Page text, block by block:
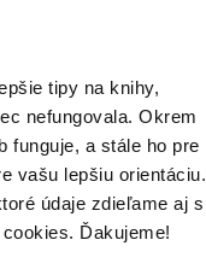
tipy na knihy,
nefungovala. Okrem
funguje, a stále ho pre
vašu lepšiu orientáciu.
údaje zdieľame aj s
Ďakujeme!